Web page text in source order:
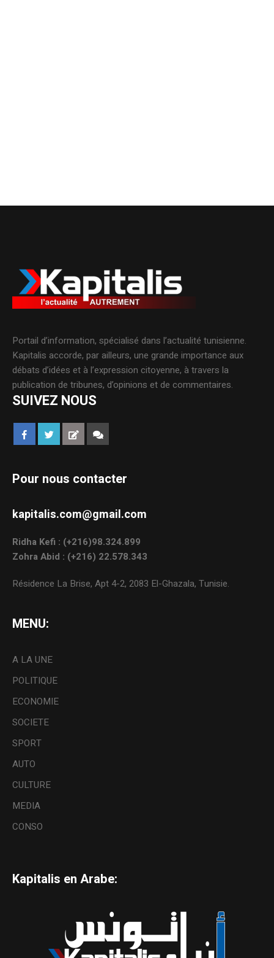
Portail d’information, spécialisé dans l’actualité tunisienne.
Kapitalis accorde, par ailleurs, une grande importance aux
débats d’idées et à l’expression citoyenne, à travers la
publication de tribunes, d’opinions et de commentaires.
SUIVEZ NOUS
Pour nous contacter
kapitalis.com@gmail.com
Ridha Kefi : (+216)98.324.899
Zohra Abid : (+216) 22.578.343
Résidence La Brise, Apt 4-2, 2083 El-Ghazala, Tunisie.
MENU:
A LA UNE
POLITIQUE
ECONOMIE
SOCIETE
SPORT
AUTO
CULTURE
MEDIA
CONSO
Kapitalis en Arabe: